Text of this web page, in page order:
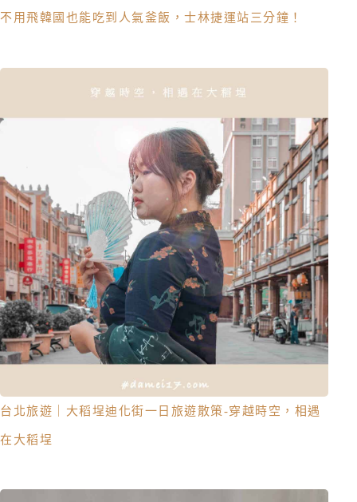
不用飛韓國也能吃到人氣釜飯，士林捷運站三分鐘！
台北旅遊｜大稻埕迪化街一日旅遊散策-穿越時空，相遇
在大稻埕